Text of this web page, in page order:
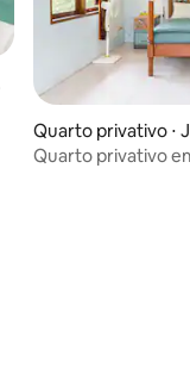
Quarto privativo ⋅
Quarto privativo